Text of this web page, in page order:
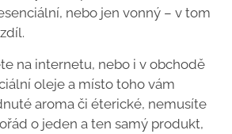
nebo jen vonný – v tom
na internetu, nebo i v obchodě
oleje a místo toho vám
aroma či éterické, nemusíte
o jeden a ten samý produkt,